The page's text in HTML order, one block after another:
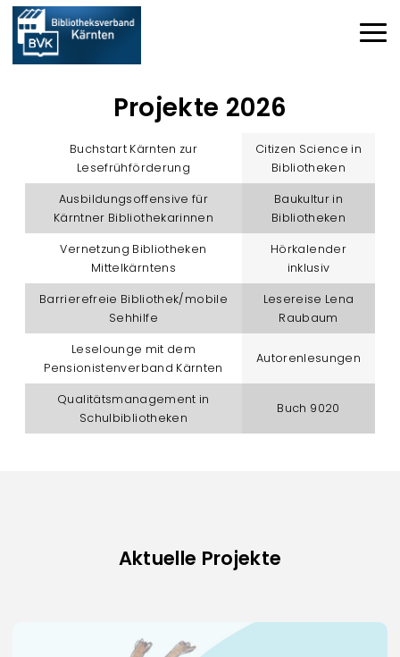
Projekte 2026
Buchstart Kärnten zur
Lesefrühförderung
Citizen Science in
Bibliotheken
Ausbildungsoffensive für
Kärntner Bibliothekarinnen
Baukultur in
Bibliotheken
Vernetzung Bibliotheken
Mittelkärntens
Hörkalender
inklusiv
Barrierefreie Bibliothek/mobile
Sehhilfe
Lesereise Lena
Raubaum
Leselounge mit dem
Pensionistenverband Kärnten
Autorenlesungen
Qualitätsmanagement in
Schulbibliotheken
Buch 9020
Aktuelle Projekte